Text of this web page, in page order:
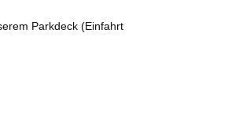
Parkdeck (Einfahrt